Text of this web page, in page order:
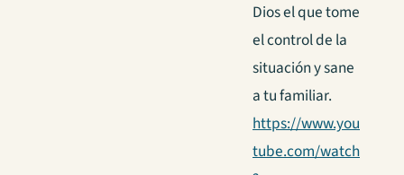
Dios el que tome
el control de la
situación y sane
a tu familiar.
https://www.you
tube.com/watch